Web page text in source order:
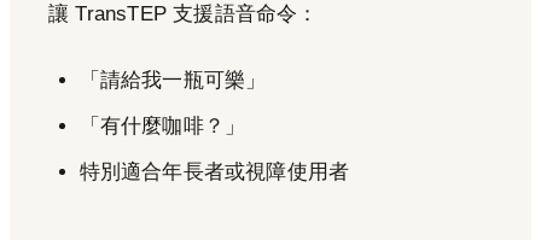
讓 TransTEP 支援語音命令：
「請給我一瓶可樂」
「有什麼咖啡？」
特別適合年長者或視障使用者